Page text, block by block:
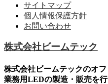
サイトマップ
個人情報保護方針
お問い合わせ
株式会社ビームテック
株式会社ビームテックのオ
業務用LEDの製造・販売を行